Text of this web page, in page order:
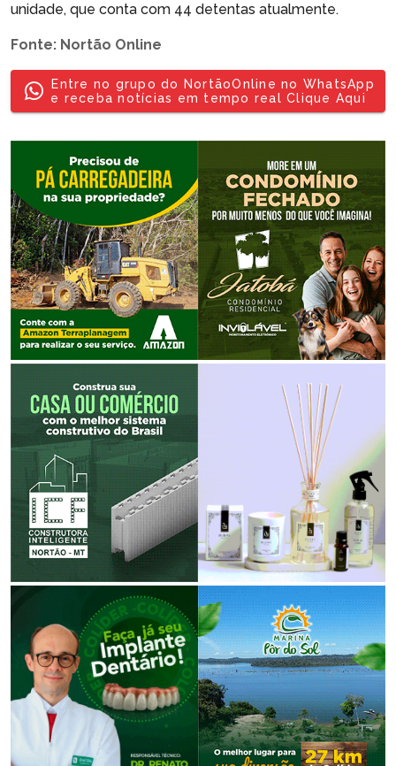
unidade, que conta com 44 detentas atualmente.
Fonte: Nortão Online
Entre no grupo do NortãoOnline no WhatsApp
e receba notícias em tempo real Clique Aqui